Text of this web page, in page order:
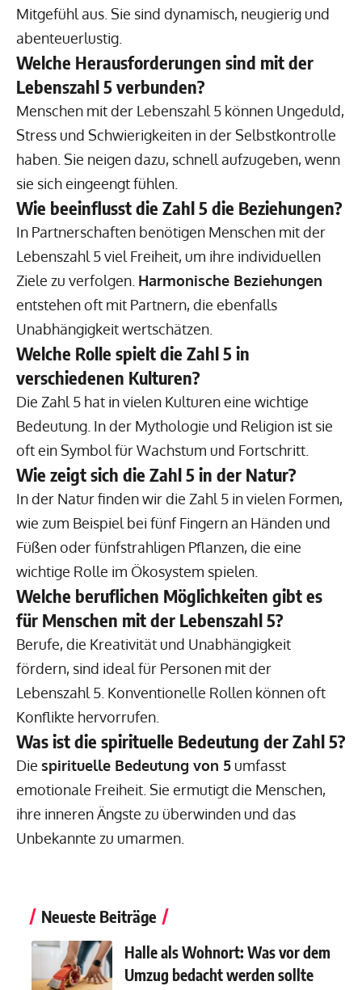
Mitgefühl aus. Sie sind dynamisch, neugierig und
abenteuerlustig.
Welche Herausforderungen sind mit der
Lebenszahl 5 verbunden?
Menschen mit der Lebenszahl 5 können Ungeduld,
Stress und Schwierigkeiten in der Selbstkontrolle
haben. Sie neigen dazu, schnell aufzugeben, wenn
sie sich eingeengt fühlen.
Wie beeinflusst die Zahl 5 die Beziehungen?
In Partnerschaften benötigen Menschen mit der
Lebenszahl 5 viel Freiheit, um ihre individuellen
Ziele zu verfolgen. Harmonische Beziehungen
entstehen oft mit Partnern, die ebenfalls
Unabhängigkeit wertschätzen.
Welche Rolle spielt die Zahl 5 in
verschiedenen Kulturen?
Die Zahl 5 hat in vielen Kulturen eine wichtige
Bedeutung. In der Mythologie und Religion ist sie
oft ein Symbol für Wachstum und Fortschritt.
Wie zeigt sich die Zahl 5 in der Natur?
In der Natur finden wir die Zahl 5 in vielen Formen,
wie zum Beispiel bei fünf Fingern an Händen und
Füßen oder fünfstrahligen Pflanzen, die eine
wichtige Rolle im Ökosystem spielen.
Welche beruflichen Möglichkeiten gibt es
für Menschen mit der Lebenszahl 5?
Berufe, die Kreativität und Unabhängigkeit
fördern, sind ideal für Personen mit der
Lebenszahl 5. Konventionelle Rollen können oft
Konflikte hervorrufen.
Was ist die spirituelle Bedeutung der Zahl 5?
Die spirituelle Bedeutung von 5 umfasst
emotionale Freiheit. Sie ermutigt die Menschen,
ihre inneren Ängste zu überwinden und das
Unbekannte zu umarmen.
Neueste Beiträge
Halle als Wohnort: Was vor dem
Umzug bedacht werden sollte